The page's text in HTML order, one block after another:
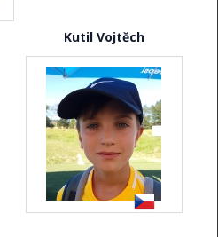
Kutil Vojtěch